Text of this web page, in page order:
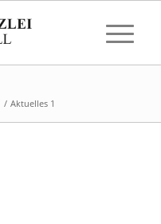
/ Aktuelles 1